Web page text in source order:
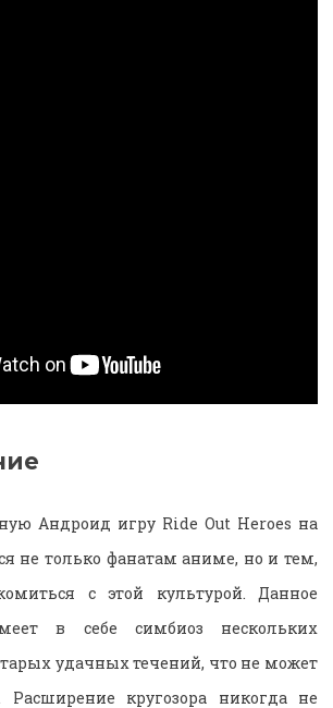
Андроид игру Ride Out Heroes на
не только фанатам аниме, но и тем,
с этой культурой. Данное
в себе симбиоз нескольких
удачных течений, что не может
Расширение кругозора никогда не